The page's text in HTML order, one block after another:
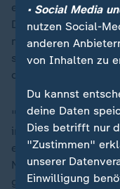
eine massive
Dauerhaft ergiebig
meist nicht.
schonende
den Konflikt
"Wir müssen den
indem wir
erläutert die
Naturschutz
geschehe etwa auf
• Social Media
nutzen Social-
anderen
von Inhalten zu
Du kannst
deine Daten
Dies betrifft nur
"Zustimmen"
unserer
Einwilligung